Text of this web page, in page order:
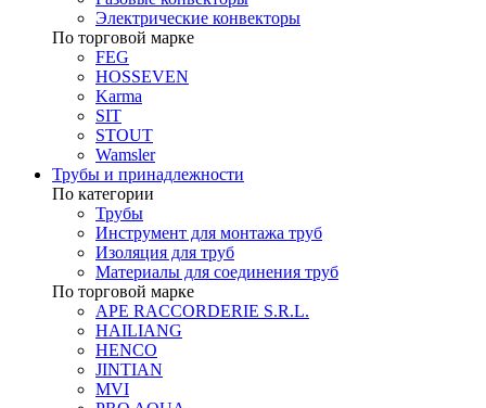
Электрические конвекторы
По торговой марке
FEG
HOSSEVEN
Karma
SIT
STOUT
Wamsler
Трубы и принадлежности
По категории
Трубы
Инструмент для монтажа труб
Изоляция для труб
Материалы для соединения труб
По торговой марке
APE RACCORDERIE S.R.L.
HAILIANG
HENCO
JINTIAN
MVI